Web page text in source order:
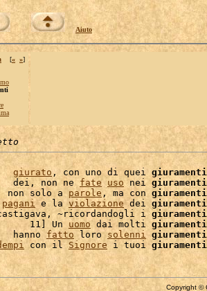
Aiuto
[« »]
giurato , con uno di quei giuramenti
dei, non ne fate uso nei giuramenti
non solo a parole , ma con giuramenti
pagani e la violazione dei giuramenti
~ricordandogli i giuramenti
11] Un uomo dai molti giuramenti
hanno fatto loro solenni giuramenti
con il Signore i tuoi giuramenti
Copyright ©